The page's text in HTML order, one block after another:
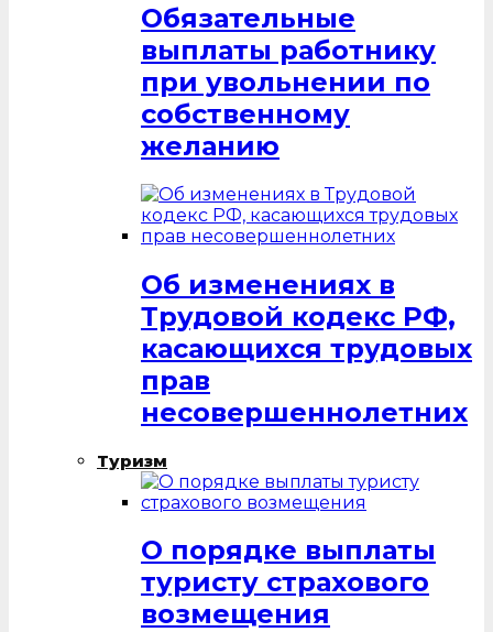
Обязательные
выплаты работнику
при увольнении по
собственному
желанию
Об изменениях в
Трудовой кодекс РФ,
касающихся трудовых
прав
несовершеннолетних
Туризм
О порядке выплаты
туристу страхового
возмещения